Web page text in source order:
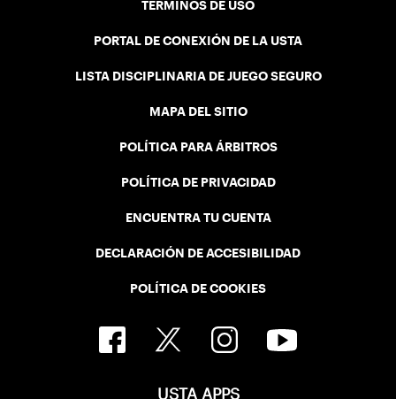
TÉRMINOS DE USO
PORTAL DE CONEXIÓN DE LA USTA
LISTA DISCIPLINARIA DE JUEGO SEGURO
MAPA DEL SITIO
POLÍTICA PARA ÁRBITROS
POLÍTICA DE PRIVACIDAD
ENCUENTRA TU CUENTA
DECLARACIÓN DE ACCESIBILIDAD
POLÍTICA DE COOKIES
USTA APPS